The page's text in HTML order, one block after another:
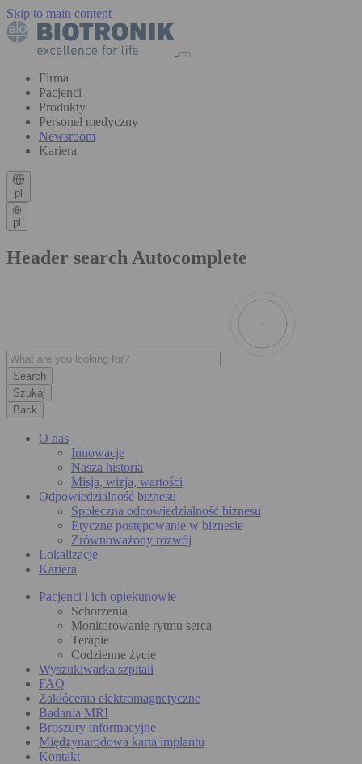
Skip to main content
Firma
Pacjenci
Produkty
Personel medyczny
Newsroom
Kariera
pl
pl
Header search Autocomplete
Szukaj
Back
O nas
Innowacje
Nasza historia
Misja, wizja, wartości
Odpowiedzialność biznesu
Społeczna odpowiedzialność biznesu
Etyczne postępowanie w biznesie
Zrównoważony rozwój
Lokalizacje
Kariera
Pacjenci i ich opiekunowie
Schorzenia
Monitorowanie rytmu serca
Terapie
Codzienne życie
Wyszukiwarka szpitali
FAQ
Zakłócenia elektromagnetyczne
Badania MRI
Broszury informacyjne
Międzynarodowa karta implantu
Kontakt